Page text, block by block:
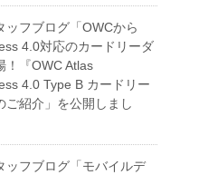
ッフブログ「OWCから
4.0対応のカードリーダ
！『OWC Atlas
4.0 Type B カードリー
ご紹介」を公開しまし
ッフブログ「モバイルデ